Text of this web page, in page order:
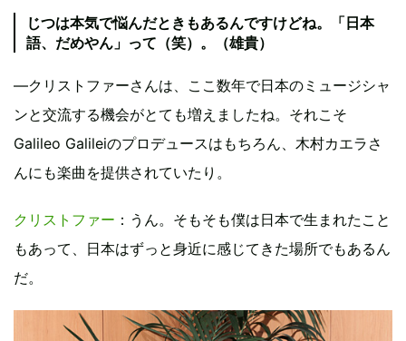
じつは本気で悩んだときもあるんですけどね。「日本
語、だめやん」って（笑）。（雄貴）
―クリストファーさんは、ここ数年で日本のミュージシャ
ンと交流する機会がとても増えましたね。それこそ
Galileo Galileiのプロデュースはもちろん、木村カエラさ
んにも楽曲を提供されていたり。
クリストファー ：うん。そもそも僕は日本で生まれたこと
もあって、日本はずっと身近に感じてきた場所でもあるん
だ。